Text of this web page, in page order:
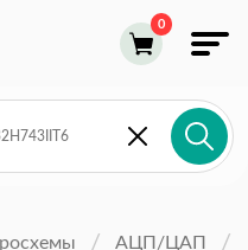
АЦП/ЦАП